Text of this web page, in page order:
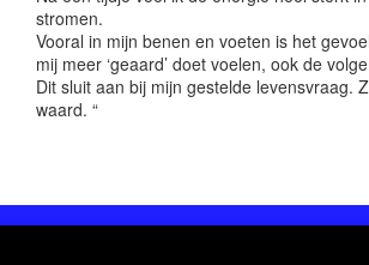
stromen.
Vooral in mijn benen en voeten is het
mij meer ‘geaard’ doet voelen, ook de
Dit sluit aan bij mijn gestelde levensvraag.
waard. “